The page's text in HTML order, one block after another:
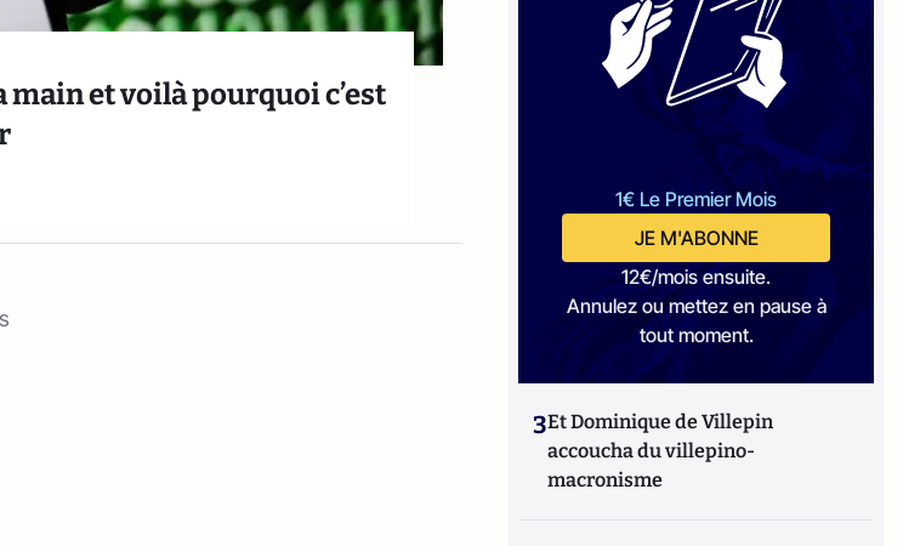
main et voilà pourquoi c’est
1€ Le Premier Mois
JE M'ABONNE
12€/mois ensuite.
Annulez ou mettez en pause à
tout moment.
3Et Dominique de Villepin
accoucha du villepino-
macronisme